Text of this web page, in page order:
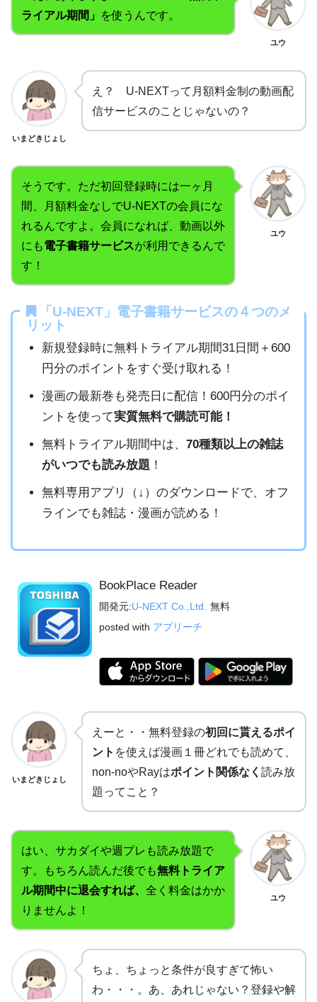
ライアル期間」 を使うんです。
ユウ
いまどきじょし
え？ U-NEXTって月額料金制の動画配
信サービスのことじゃないの？
そうです。ただ初回登録時には一ヶ月
間、月額料金なしでU-NEXTの会員にな
れるんですよ。会員になれば、動画以外
にも電子書籍サービスが利用できるんで
す！
ユウ
「U-NEXT」電子書籍サービスの４つのメ
リット
新規登録時に無料トライアル期間31日間＋600
円分のポイントをすぐ受け取れる！
漫画の最新巻も発売日に配信！600円分のポイ
ントを使って実質無料で購読可能！
無料トライアル期間中は、70種類以上の雑誌
がいつでも読み放題 ！
無料専用アプリ（↓）のダウンロードで、オフ
ラインでも雑誌・漫画が読める！
BookPlace Reader
開発元:U-NEXT Co.,Ltd. 無料
posted with アプリーチ
いまどきじょし
えーと・・無料登録の初回に貰えるポイ
ント を使えば漫画１冊どれでも読めて、
non-noやRayはポイント関係なく 読み放
題ってこと？
はい、サカダイや週プレも読み放題で
す。もちろん読んだ後でも無料トライア
ル期間中に退会すれば、 全く料金はかか
りませんよ！
ユウ
ちょ、ちょっと条件が良すぎて怖い
わ・・・。あ、あれじゃない？登録や解